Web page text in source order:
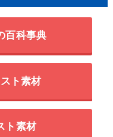
百科事典
ト素材
ト素材